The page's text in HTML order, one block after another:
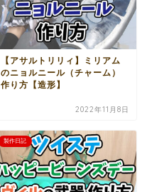
【アサルトリリィ】ミリアム
のニョルニール（チャーム）
作り方【造形】
2022年11月8日
製作日記